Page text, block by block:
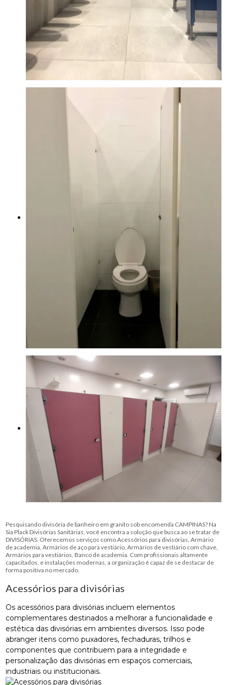
Pesquisando divisória de banheiro em granito sob encomenda CAMPINAS? Na
Sia Plack Divisórias Sanitárias, você encontra a solução que busca ao se tratar de
DIVISÓRIAS. Oferecemos serviços como Acessórios para divisórias, Armário
de academia, Armários de aço para vestiário, Armários de vestiário com chave,
Armários para vestiários, Banco de academia. Com profissionais altamente
capacitados, e instalações modernas, a organização é capaz de se destacar de
forma positiva no mercado.
Acessórios para divisórias
Os acessórios para divisórias incluem elementos
complementares destinados a melhorar a funcionalidade e
estética das divisórias em ambientes diversos. Isso pode
abranger itens como puxadores, fechaduras, trilhos e
componentes que contribuem para a integridade e
personalização das divisórias em espaços comerciais,
industriais ou institucionais.